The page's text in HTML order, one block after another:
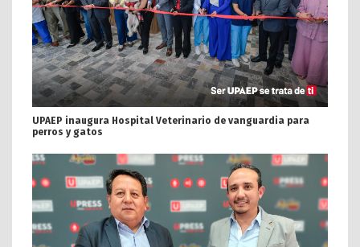
UPAEP inaugura Hospital Veterinario de vanguardia para
perros y gatos